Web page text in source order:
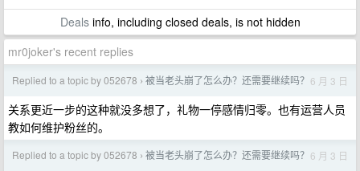
Dealsinfo, including closed deals, is not hidden
mr0joker's recent replies
Replied to a topic by 052678 › 被当老头崩了怎么办？还需要继续吗？ 6 月 3 日
关系更近一步的这种就没多想了，礼物一停感情归零。也有运营人员
教如何维护粉丝的。
Replied to a topic by 052678 › 被当老头崩了怎么办？还需要继续吗？ 6 月 3 日